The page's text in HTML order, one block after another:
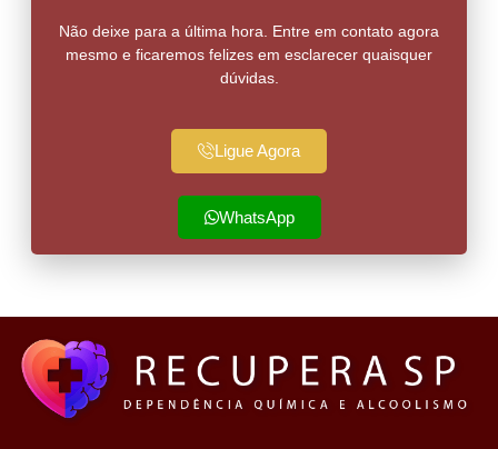
Não deixe para a última hora. Entre em contato agora
mesmo e ficaremos felizes em esclarecer quaisquer
dúvidas.
Ligue Agora
WhatsApp